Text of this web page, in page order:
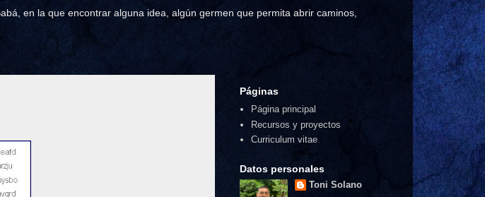
en la que encontrar alguna idea, algún germen que permita abrir caminos,
Páginas
Página principal
Recursos y proyectos
Curriculum vitae
Datos personales
Toni Solano